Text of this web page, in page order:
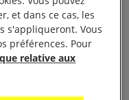
la défense
Amnesty ;
possibilités
et dans ce cas, les
s'appliqueront. Vous
préférences. Pour
relative aux